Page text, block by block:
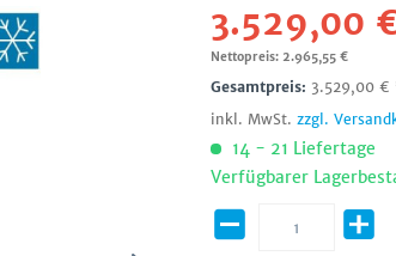
3.529,00
Nettopreis: 2.965,55 €
Gesamtpreis: 3.529,00 €
inkl. MwSt.zzgl.
14 - 21 Liefertage
Verfügbarer